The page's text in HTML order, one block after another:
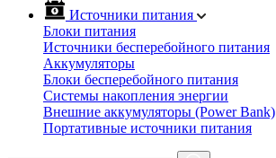
Источники питания
Блоки питания
Источники бесперебойного питания
Аккумуляторы
Блоки бесперебойного питания
Системы накопления энергии
Внешние аккумуляторы (Power Bank)
Портативные источники питания